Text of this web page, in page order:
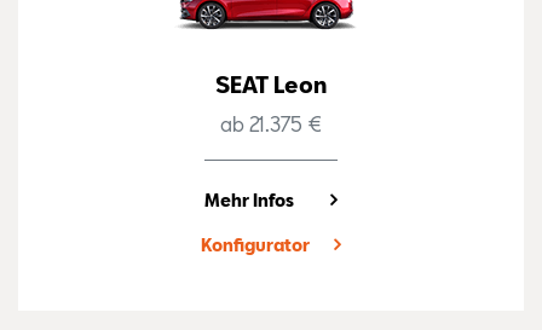
SEAT Leon
ab 21.375 €
Mehr Infos
Konfigurator